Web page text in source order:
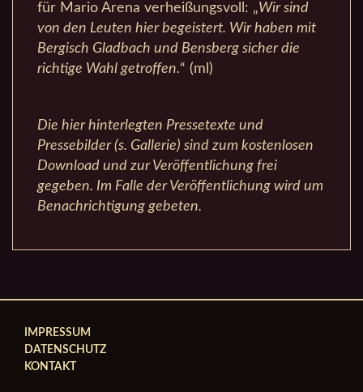
für Mario Arena verheißungsvoll: „Wir sind
von den Leuten hier begeistert. Wir haben mit
Bergisch Gladbach und Bensberg sicher die
richtige Wahl getroffen.“ (ml)
Die hier hinterlegten Pressetexte und
Pressebilder (s. Gallerie) sind zum kostenlosen
Download und zur Veröffentlichung frei
gegeben. Im Falle der Veröffentlichung wird um
Benachrichtigung gebeten.
IMPRESSUM
DATENSCHUTZ
KONTAKT